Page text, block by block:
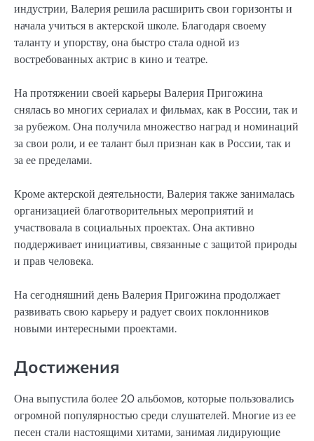
индустрии, Валерия решила расширить свои горизонты и
начала учиться в актерской школе. Благодаря своему
таланту и упорству, она быстро стала одной из
востребованных актрис в кино и театре.
На протяжении своей карьеры Валерия Пригожина
снялась во многих сериалах и фильмах, как в России, так и
за рубежом. Она получила множество наград и номинаций
за свои роли, и ее талант был признан как в России, так и
за ее пределами.
Кроме актерской деятельности, Валерия также занималась
организацией благотворительных мероприятий и
участвовала в социальных проектах. Она активно
поддерживает инициативы, связанные с защитой природы
и прав человека.
На сегодняшний день Валерия Пригожина продолжает
развивать свою карьеру и радует своих поклонников
новыми интересными проектами.
Достижения
Она выпустила более 20 альбомов, которые пользовались
огромной популярностью среди слушателей. Многие из ее
песен стали настоящими хитами, занимая лидирующие